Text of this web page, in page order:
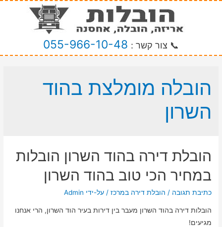
📞 צור קשר : 055-966-10-48
הובלה מומלצת בהוד
השרון
הובלת דירה בהוד השרון הובלות
במחיר הכי טוב בהוד השרון
כתיבת תגובה / הובלת דירה במרכז / על-ידי Admin
הובלות דירה בהוד השרון מעבר בין דירות בעיר הוד השרון, הרי אנחנו
מגיעים!